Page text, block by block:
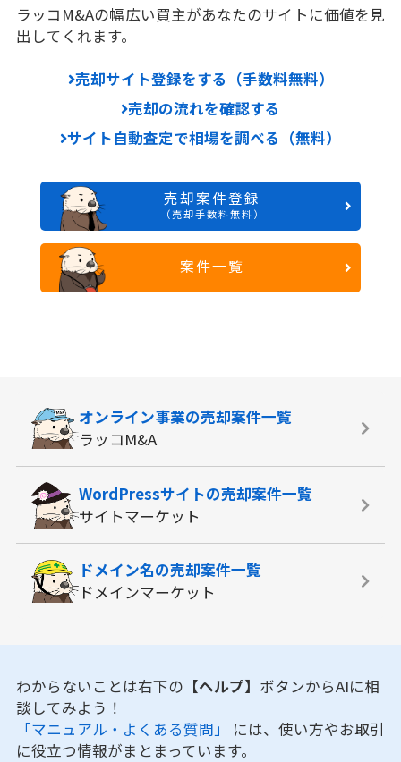
ラッコM&Aの幅広い買主があなたのサイトに価値を見
出してくれます。
売却サイト登録をする（手数料無料）
売却の流れを確認する
サイト自動査定で相場を調べる（無料）
売却案件登録
（売却手数料無料）
案件一覧
オンライン事業の売却案件一覧
ラッコM&A
WordPressサイトの売却案件一覧
サイトマーケット
ドメイン名の売却案件一覧
ドメインマーケット
わからないことは右下の 【ヘルプ】 ボタンからAIに相
談してみよう！
「マニュアル・よくある質問」 には、使い方やお取引
に役立つ情報がまとまっています。